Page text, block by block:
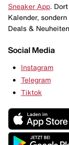
Sneaker App .
Kalender,
Deals &
Social Media
Instagram
Telegram
Tiktok